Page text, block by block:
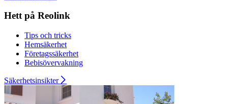
Hett på Reolink
Tips och tricks
Hemsäkerhet
Företagssäkerhet
Bebisövervakning
Säkerhetsinsikter